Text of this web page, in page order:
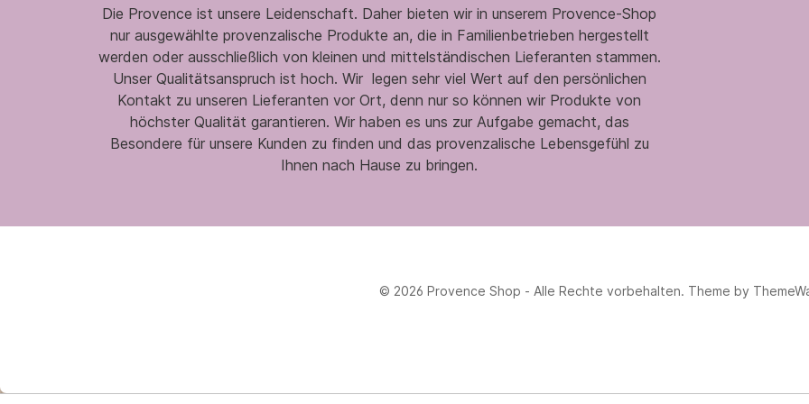
Die Provence ist unsere Leidenschaft. Daher bieten wir in unserem Provence-Shop
nur ausgewählte provenzalische Produkte an, die in Familienbetrieben hergestellt
werden oder ausschließlich von kleinen und mittelständischen Lieferanten stammen.
Unser Qualitätsanspruch ist hoch. Wir legen sehr viel Wert auf den persönlichen
Kontakt zu unseren Lieferanten vor Ort, denn nur so können wir Produkte von
höchster Qualität garantieren. Wir haben es uns zur Aufgabe gemacht, das
Besondere für unsere Kunden zu finden und das provenzalische Lebensgefühl zu
Ihnen nach Hause zu bringen.
© 2026 Provence Shop - Alle Rechte vorbehalten. Theme by